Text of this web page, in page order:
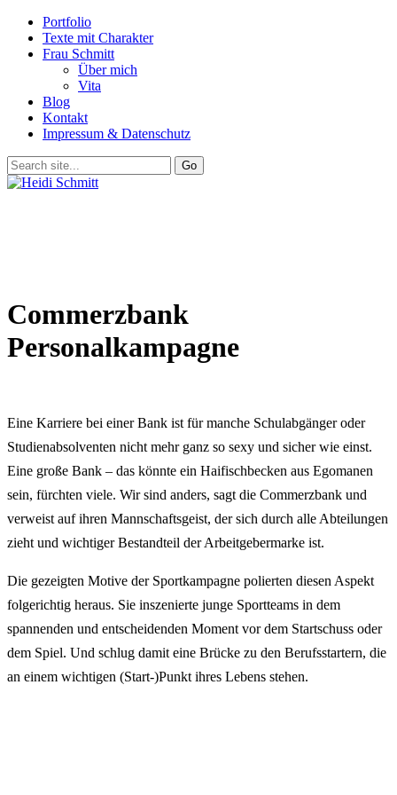
Portfolio
Texte mit Charakter
Frau Schmitt
Über mich
Vita
Blog
Kontakt
Impressum & Datenschutz
Commerzbank
Personalkampagne
Eine Karriere bei einer Bank ist für manche Schulabgänger oder
Studienabsolventen nicht mehr ganz so sexy und sicher wie einst.
Eine große Bank – das könnte ein Haifischbecken aus Egomanen
sein, fürchten viele. Wir sind anders, sagt die Commerzbank und
verweist auf ihren Mannschaftsgeist, der sich durch alle Abteilungen
zieht und wichtiger Bestandteil der Arbeitgebermarke ist.
Die gezeigten Motive der Sportkampagne polierten diesen Aspekt
folgerichtig heraus. Sie inszenierte junge Sportteams in dem
spannenden und entscheidenden Moment vor dem Startschuss oder
dem Spiel. Und schlug damit eine Brücke zu den Berufsstartern, die
an einem wichtigen (Start-)Punkt ihres Lebens stehen.